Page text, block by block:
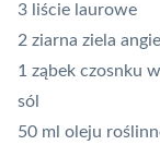
3 liście laurowe
2 ziarna ziela
1 ząbek czosnku
sól
50 ml oleju